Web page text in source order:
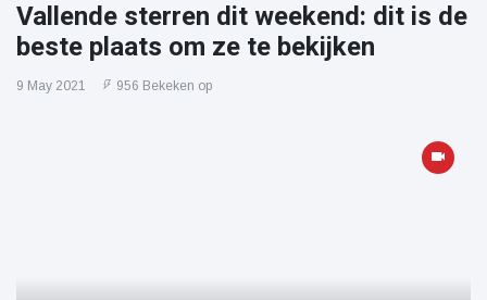
Vallende sterren dit weekend: dit is de
beste plaats om ze te bekijken
9 May 2021 956 Bekeken op